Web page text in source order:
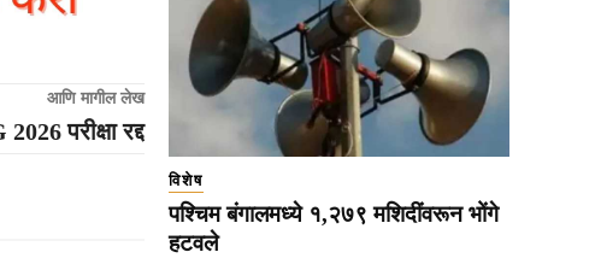
आणि मागील लेख
परीक्षा रद्द
विशेष
पश्चिम बंगालमध्ये १,२७९ मशिदींवरून भोंगे
हटवले